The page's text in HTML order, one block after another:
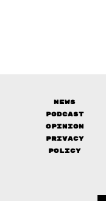
News
Podcast
Opinion
Privacy
Policy